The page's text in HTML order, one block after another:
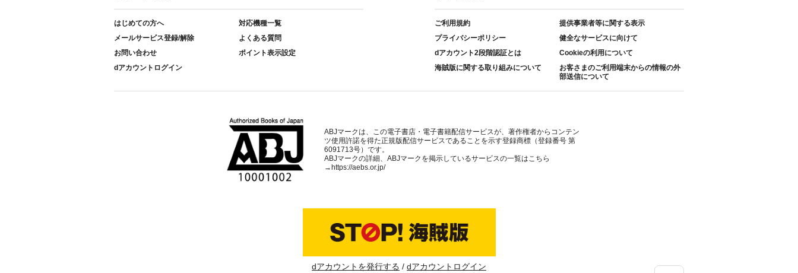
はじめての方へ
対応機種一覧
メールサービス登録/解除
よくある質問
お問い合わせ
ポイント表示設定
dアカウントログイン
ご利用規約
提供事業者等に関する表示
プライバシーポリシー
健全なサービスに向けて
dアカウント2段階認証とは
Cookieの利用について
海賊版に関する取り組みについて
お客さまのご利用端末からの情報の外
部送信について
ABJマークは、この電子書店・電子書籍配信サービスが、著作権者からコンテン
ツ使用許諾を得た正規版配信サービスであることを示す登録商標（登録番号 第
6091713号）です。
ABJマークの詳細、ABJマークを掲示しているサービスの一覧はこちら
→https://aebs.or.jp/
dアカウントを発行する dアカウントログイン